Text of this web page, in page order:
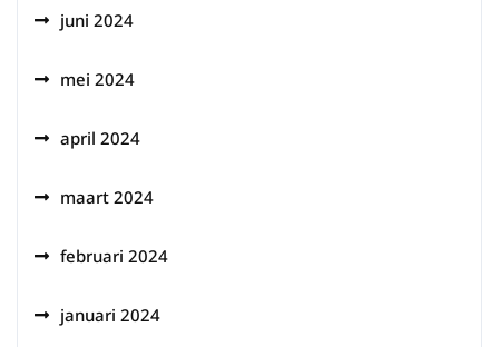
juni 2024
mei 2024
april 2024
maart 2024
februari 2024
januari 2024